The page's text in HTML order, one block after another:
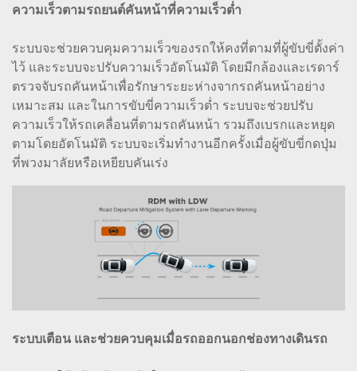
ความเร็วตามรถยนต์คันหน้าที่ความเร็วต่ำ
ระบบจะช่วยควบคุมความเร็วของรถให้คงที่ตามที่ผู้ขับขี่ตั้งค่า
ไว้ และระบบจะปรับความเร็วอัตโนมัติ โดยมีกล้องและเรดาร์
ตรวจจับรถคันหน้าเพื่อรักษาระยะห่างจากรถคันหน้าอย่าง
เหมาะสม และในการขับขี่ความเร็วต่ำ ระบบจะช่วยปรับ
ความเร็วให้รถเคลื่อนที่ตามรถคันหน้า รวมถึงเบรกและหยุด
ตามโดยอัตโนมัติ ระบบจะเริ่มทำงานอีกครั้งเมื่อผู้ขับขี่กดปุ่ม
ที่พวงมาลัยหรือเหยียบคันเร่ง
ระบบเตือน และช่วยควบคุมเมื่อรถออกนอกช่องทางเดินรถ